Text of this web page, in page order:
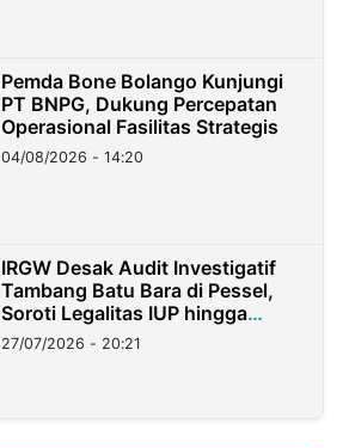
Pemda Bone Bolango Kunjungi
PT BNPG, Dukung Percepatan
Operasional Fasilitas Strategis
04/08/2026 - 14:20
IRGW Desak Audit Investigatif
Tambang Batu Bara di Pessel,
Soroti Legalitas IUP hingga
Stockpile
27/07/2026 - 20:21